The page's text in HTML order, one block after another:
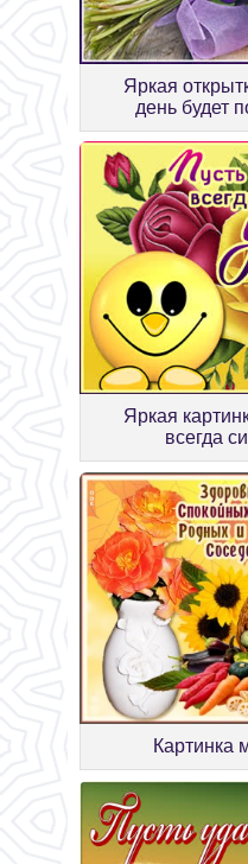
Яркая
день будет
Яркая
всегда
Картинка